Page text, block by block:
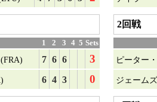
1 2 3 4 5 Sets
7 6 6 3
6 4 3 0
2回戦
ピーター
ジェーム